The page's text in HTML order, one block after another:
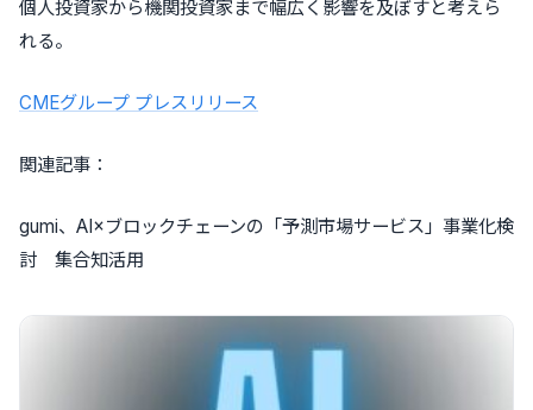
個人投資家から機関投資家まで幅広く影響を及ぼすと考えら
れる。
CMEグループ プレスリリース
関連記事：
gumi、AI×ブロックチェーンの「予測市場サービス」事業化検
討 集合知活用